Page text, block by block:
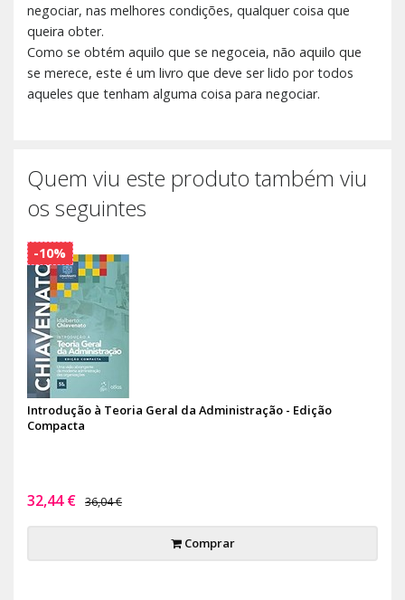
negociar, nas melhores condições, qualquer coisa que
queira obter.
Como se obtém aquilo que se negoceia, não aquilo que
se merece, este é um livro que deve ser lido por todos
aqueles que tenham alguma coisa para negociar.
Quem viu este produto também viu
os seguintes
Introdução à Teoria Geral da Administração - Edição
Compacta
32,44 € 36,04 €
Comprar
-10%